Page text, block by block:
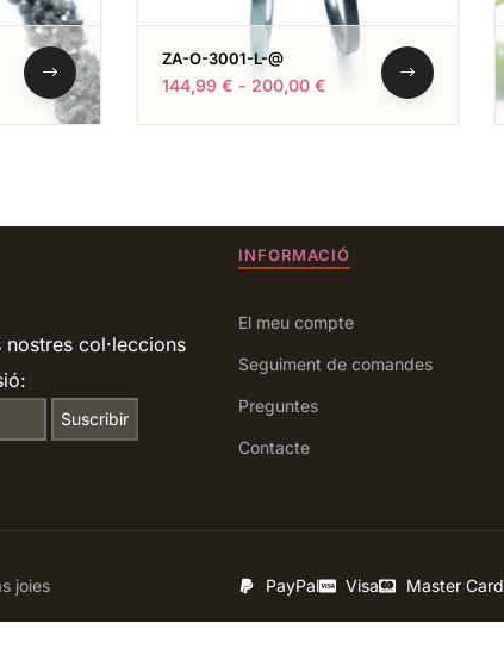
ZA-O-3001-L-@
144,99 € - 200,00 €
col·leccions
INFORMACIÓ
El meu compte
Seguiment de comandes
Preguntes
Contacte
joies PayPal Visa Master Card